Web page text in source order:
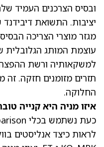
ובסיס הצרכנים העמיד
יציבות. התשואת דיבידנד
מגזר מוצרי הצריכה הבסיסיים
עוצמת המותג הגלובלית
למשקאותיה ורשת ההפצה
תזרים מזומנים חזקה.
החלוקה.
איזו מניה היא קנייה